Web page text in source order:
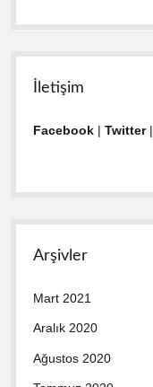
İletişim
Facebook |Twitter|
Arşivler
Mart 2021
Aralık 2020
Ağustos 2020